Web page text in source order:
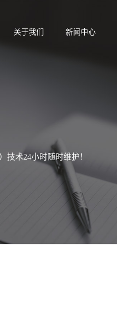
关于我们 新闻中心
技术24小时随时维护！